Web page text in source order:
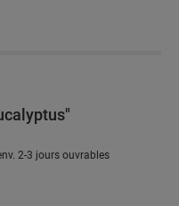
2-3 jours ouvrables